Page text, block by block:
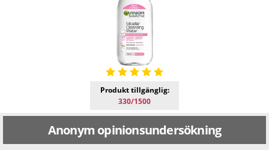
Produkt tillgänglig:
330/1500
Anonym opinionsundersökning